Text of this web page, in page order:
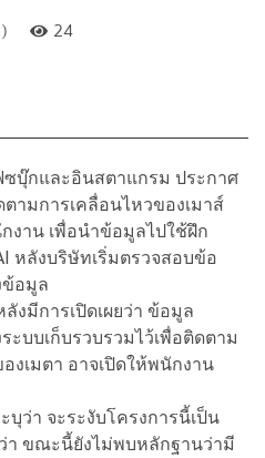
24
ซบุ๊กและอินสตาแกรม ประกาศ
ามการเคลื่อนไหวของเมาส์
งาน เพื่อนำข้อมูลไปใช้ฝึก
หลังบริษัทเริ่มตรวจสอบข้อ
อมูล
งมีการเปิดเผยว่า ข้อมูล
บบเก็บรวบรวมไว้เพื่อติดตาม
งเมตา อาจเปิดให้พนักงาน
บุว่า จะระงับโครงการนี้เป็น
า ขณะนี้ยังไม่พบหลักฐานว่ามี